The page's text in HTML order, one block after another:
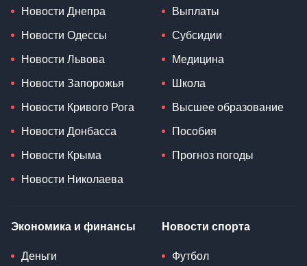
Новости Днепра
Новости Одессы
Новости Львова
Новости Запорожья
Новости Кривого Рога
Новости Донбасса
Новости Крыма
Новости Николаева
Выплаты
Субсидии
Медицина
Школа
Высшее образование
Пособия
Прогноз погоды
Экономика и финансы
Деньги
Новости спорта
Футбол